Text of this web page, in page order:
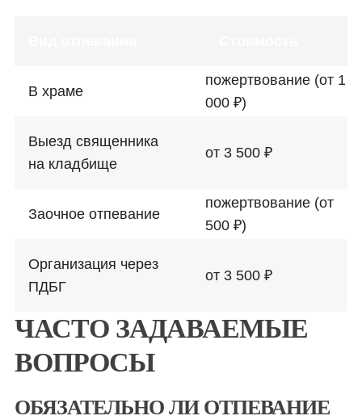
В храме
пожертвование (от 1
000 ₽)
Выезд священника
на кладбище
от 3 500 ₽
Заочное отпевание
пожертвование (от
500 ₽)
Организация через
ПДБГ
от 3 500 ₽
ЧАСТО ЗАДАВАЕМЫЕ
ВОПРОСЫ
ОБЯЗАТЕЛЬНО ЛИ ОТПЕВАНИЕ